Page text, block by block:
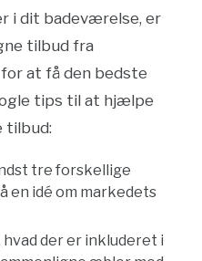
i dit badeværelse, er
tilbud fra
at få den bedste
tips til at hjælpe
tilbud:
tre forskellige
en idé om markedets
der er inkluderet i